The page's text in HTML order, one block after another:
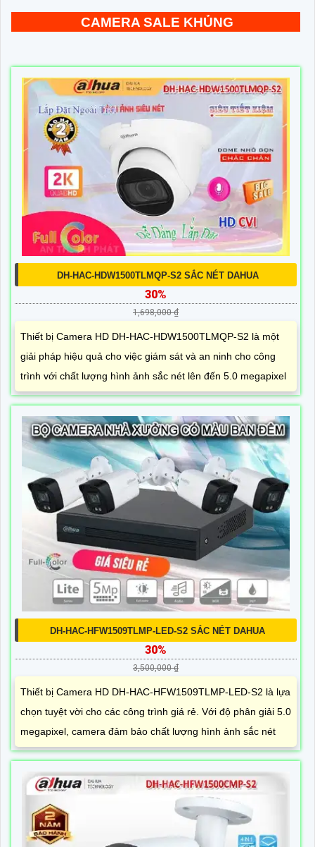
CAMERA SALE KHỦNG
DH-HAC-HDW1500TLMQP-S2 SẮC NÉT DAHUA
30%
1,698,000 ₫
Thiết bị Camera HD DH-HAC-HDW1500TLMQP-S2 là một
giải pháp hiệu quả cho việc giám sát và an ninh cho công
trình với chất lượng hình ảnh sắc nét lên đến 5.0 megapixel
DH-HAC-HFW1509TLMP-LED-S2 SẮC NÉT DAHUA
30%
3,500,000 ₫
Thiết bị Camera HD DH-HAC-HFW1509TLMP-LED-S2 là lựa
chọn tuyệt vời cho các công trình giá rẻ. Với độ phân giải 5.0
megapixel, camera đảm bảo chất lượng hình ảnh sắc nét